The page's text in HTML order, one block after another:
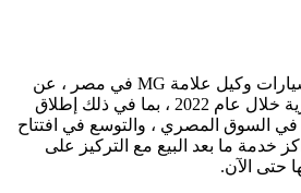
أعلنت شركة المنصور للسيارات وكيل علامة MG في مصر ، عن
خطط توسع العلامة التجارية خلال عام 2022 ، بما في ذلك إطلاق
السوق المصري ، والتوسع في افتتاح
ما بعد البيع مع التركيز على
حتى الآن.